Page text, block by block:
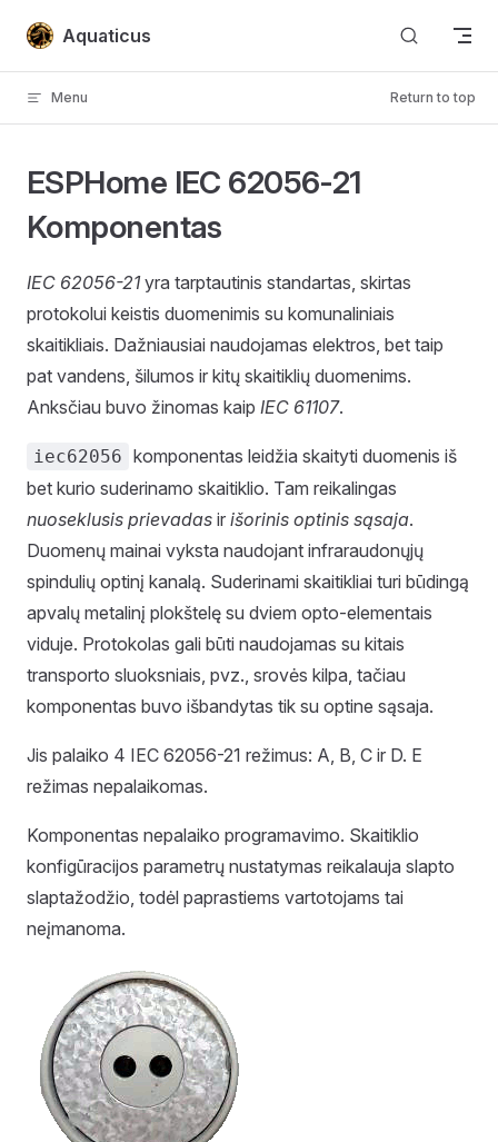
Skip to content
Aquaticus
Menu Return to top
ESPHome IEC 62056-21
Komponentas
IEC 62056-21yra tarptautinis standartas, skirtas
protokolui keistis duomenimis su komunaliniais
skaitikliais. Dažniausiai naudojamas elektros, bet taip
pat vandens, šilumos ir kitų skaitiklių duomenims.
Anksčiau buvo žinomas kaip IEC 61107.
iec62056 komponentas leidžia skaityti duomenis iš
bet kurio suderinamo skaitiklio. Tam reikalingas
nuoseklusis prievadas ir išorinis optinis sąsaja.
Duomenų mainai vyksta naudojant infraraudonųjų
spindulių optinį kanalą. Suderinami skaitikliai turi būdingą
apvalų metalinį plokštelę su dviem opto-elementais
viduje. Protokolas gali būti naudojamas su kitais
transporto sluoksniais, pvz., srovės kilpa, tačiau
komponentas buvo išbandytas tik su optine sąsaja.
Jis palaiko 4 IEC 62056-21 režimus: A, B, C ir D. E
režimas nepalaikomas.
Komponentas nepalaiko programavimo. Skaitiklio
konfigūracijos parametrų nustatymas reikalauja slapto
slaptažodžio, todėl paprastiems vartotojams tai
neįmanoma.